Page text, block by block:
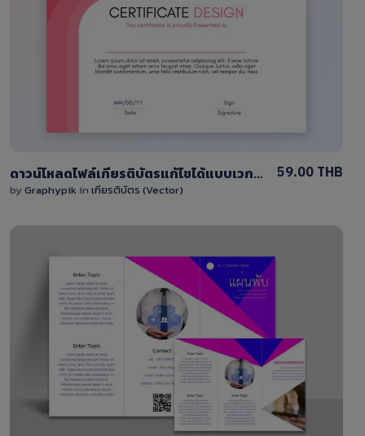
View Details
0 Sale
ดาวน์โหลดไฟล์เกียรติบัตรแก้ไขได้แบบเวกเตอร์ EPS Certificate
by Graphypik in เกียรติบัตร (Vector)
59.00 THB
View Details
0 Sale